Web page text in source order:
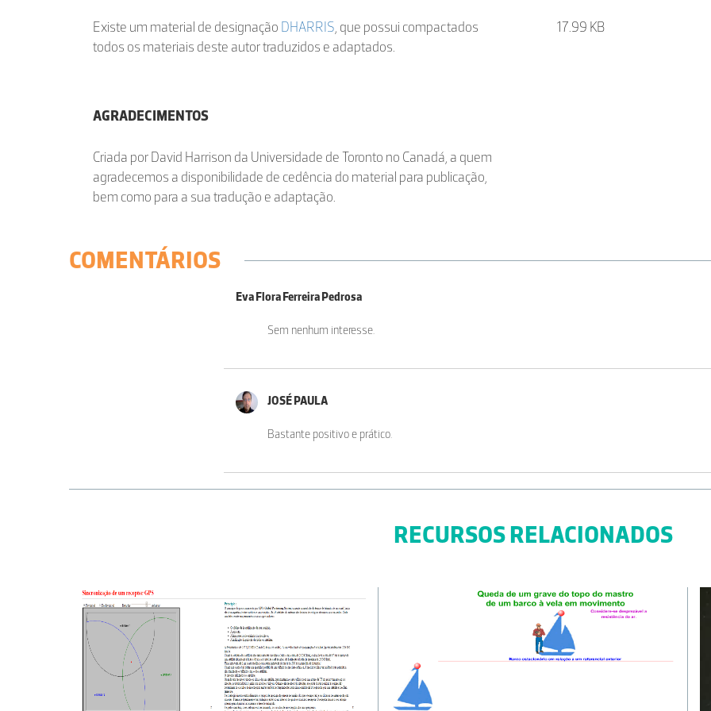
Existe um material de designação DHARRIS, que possui compactados
todos os materiais deste autor traduzidos e adaptados.
AGRADECIMENTOS
Criada por David Harrison da Universidade de Toronto no Canadá, a quem
agradecemos a disponibilidade de cedência do material para publicação,
bem como para a sua tradução e adaptação.
17.99 KB
COMENTÁRIOS
Eva Flora Ferreira Pedrosa
Sem nenhum interesse.
JOSÉ PAULA
Bastante positivo e prático.
RECURSOS RELACIONADOS